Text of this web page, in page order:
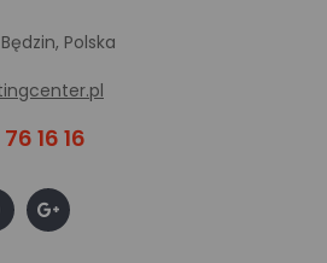
Polska
16 16